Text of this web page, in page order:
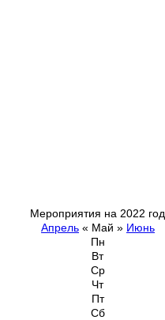
Мероприятия на 2022 год
Апрель « Май » Июнь
Пн
Вт
Ср
Чт
Пт
Сб